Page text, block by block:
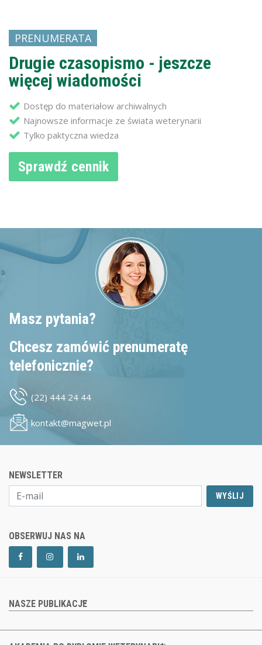
PRENUMERATA
Drugie czasopismo - jeszcze
więcej wiadomości
Dostęp do materiałow archiwalnych
Najnowsze informacje ze świata weterynarii
Tylko paktyczna wiedza
Sprawdź cennik
Masz pytania?
Chcesz zamówić prenumeratę
telefonicznie?
(22) 444 24 44
kontakt@magwet.pl
NEWSLETTER
WYŚLIJ
OBSERWUJ NAS NA
NASZE PUBLIKACJE